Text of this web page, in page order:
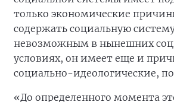
только экономические
содержать социальную
невозможным в нынешних
условиях, он имеет еще и
социально-идеологические,
«До определенного момента